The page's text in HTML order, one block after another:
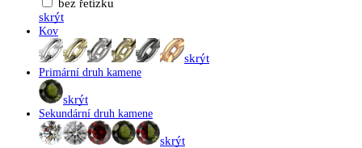
bez řetízku
skrýt
Kov
skrýt
Primární druh kamene
skrýt
Sekundární druh kamene
skrýt